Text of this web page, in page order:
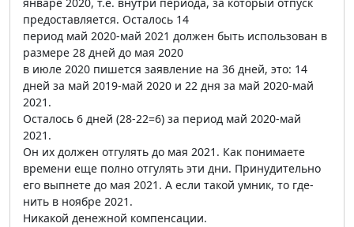
предоставляется. Осталось 14
период май 2020-май 2021 должен быть использован в
размере 28 дней до мая 2020
в июле 2020 пишется заявление на 36 дней, это: 14
дней за май 2019-май 2020 и 22 дня за май 2020-май
2021.
Осталось 6 дней (28-22=6) за период май 2020-май
2021.
Он их должен отгулять до мая 2021. Как понимаете
времени еще полно отгулять эти дни. Принудительно
его выпнете до мая 2021. А если такой умник, то где-
нить в ноябре 2021.
Никакой денежной компенсации.